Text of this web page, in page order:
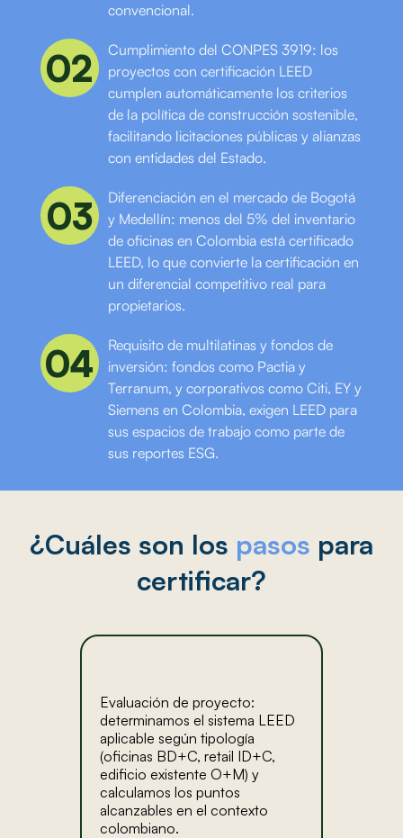
convencional.
02
Cumplimiento del CONPES 3919: los
proyectos con certificación LEED
cumplen automáticamente los criterios
de la política de construcción sostenible,
facilitando licitaciones públicas y alianzas
con entidades del Estado.
03
Diferenciación en el mercado de Bogotá
y Medellín: menos del 5% del inventario
de oficinas en Colombia está certificado
LEED, lo que convierte la certificación en
un diferencial competitivo real para
propietarios.
04
Requisito de multilatinas y fondos de
inversión: fondos como Pactia y
Terranum, y corporativos como Citi, EY y
Siemens en Colombia, exigen LEED para
sus espacios de trabajo como parte de
sus reportes ESG.
¿Cuáles son los pasos para
certificar?
Evaluación de proyecto:
determinamos el sistema LEED
aplicable según tipología
(oficinas BD+C, retail ID+C,
edificio existente O+M) y
calculamos los puntos
alcanzables en el contexto
colombiano.